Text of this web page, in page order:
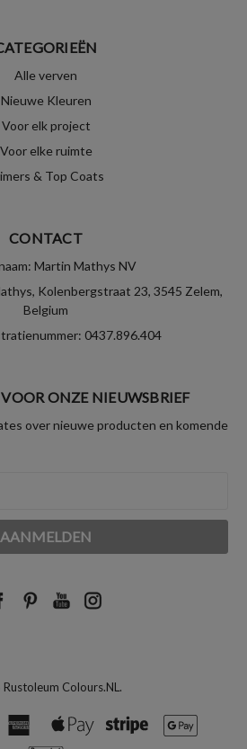
Alle verven
Nieuwe Kleuren
Voor elk project
Voor elke ruimte
& Top Coats
CONTACT
Martin Mathys NV
Kolenbergstraat 23, 3545 Zelem,
Belgium
0437.896.404
ONZE NIEUWSBRIEF
over nieuwe producten en komende
Colours.NL.